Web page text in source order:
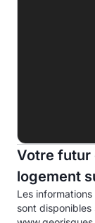
C
D
E
Votre futur
logement
Les
sont disponibles